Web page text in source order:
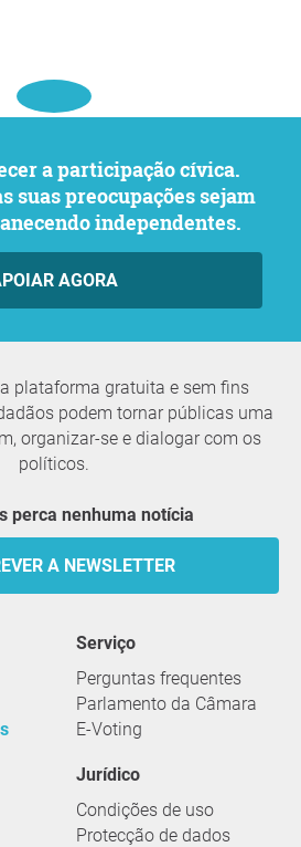
suas preocupações sejam
independentes.
AGORA
plataforma gratuita e sem fins
podem tornar públicas uma
organizar-se e dialogar com os
políticos.
perca nenhuma notícia
A NEWSLETTER
serviço
Perguntas frequentes
Parlamento da Câmara
E-Voting
Jurídico
Condições de uso
Protecção de dados